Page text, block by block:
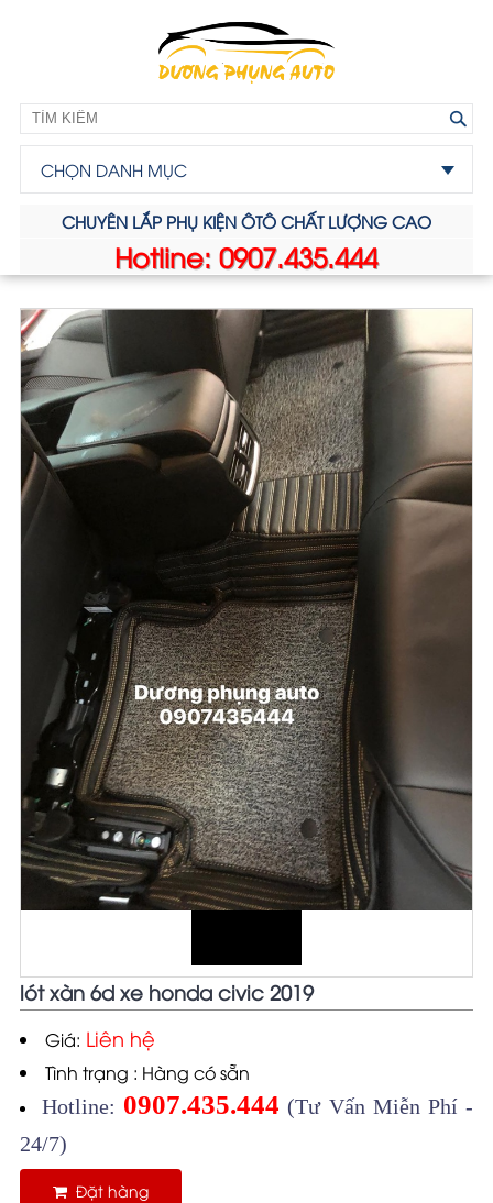
CHỌN DANH MỤC
CHUYÊN LẮP PHỤ KIỆN ÔTÔ CHẤT LƯỢNG CAO
Hotline: 0907.435.444
lót xàn 6d xe honda civic 2019
Giá: Liên hệ
Tình trạng : Hàng có sẵn
Hotline: 0907.435.444 (Tư Vấn Miễn Phí -
24/7)
Đặt hàng